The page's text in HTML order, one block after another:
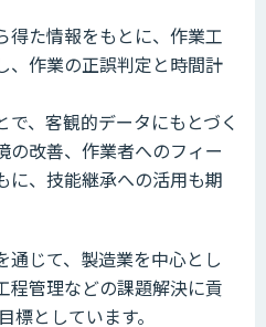
得た情報をもとに、作業工
、作業の正誤判定と時間計
、客観的データにもとづく
の改善、作業者へのフィー
に、技能継承への活用も期
通じて、製造業を中心とし
程管理などの課題解決に貢
標としています。